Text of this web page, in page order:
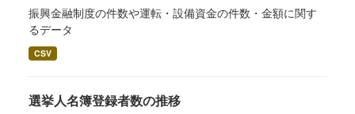
振興金融制度の件数や運転・設備資金の件数・金額に関す
るデータ
CSV
選挙人名簿登録者数の推移